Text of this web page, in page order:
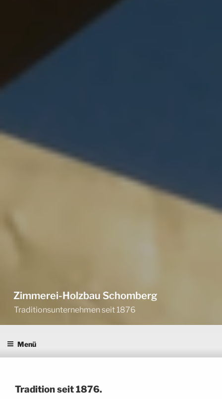
Zimmerei-Holzbau Schomberg
Traditionsunternehmen seit 1876
Menü
Tra­di­ti­on seit 1876.